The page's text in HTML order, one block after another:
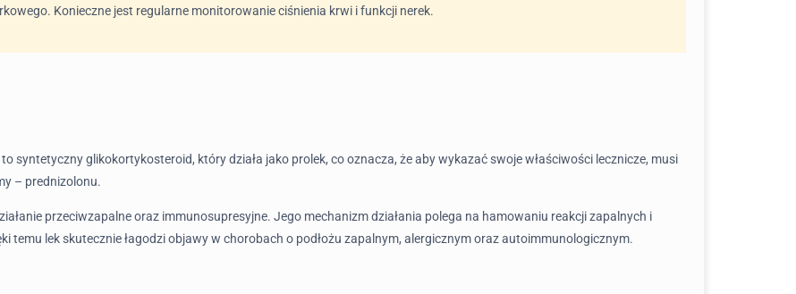
Konieczne jest regularne monitorowanie ciśnienia krwi i funkcji nerek.
syntetyczny glikokortykosteroid, który działa jako prolek, co oznacza, że aby wykazać swoje właściwości lecznicze, musi
– prednizolonu.
przeciwzapalne oraz immunosupresyjne. Jego mechanizm działania polega na hamowaniu reakcji zapalnych i
temu lek skutecznie łagodzi objawy w chorobach o podłożu zapalnym, alergicznym oraz autoimmunologicznym.